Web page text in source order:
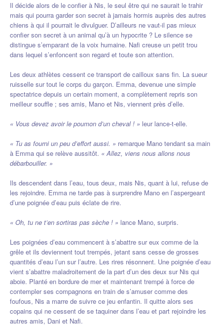
Il décide alors de le confier à Nis, le seul être qui ne saurait le trahir
mais qui pourra garder son secret à jamais hormis auprès des autres
chiens à qui il pourrait le divulguer. D’ailleurs ne vaut-il pas mieux
confier son secret à un animal qu’à un hypocrite ? Le silence se
distingue s’emparant de la voix humaine. Nafi creuse un petit trou
dans lequel s’enfoncent son regard et toute son attention.
Les deux athlètes cessent ce transport de cailloux sans fin. La sueur
ruisselle sur tout le corps du garçon. Emma, devenue une simple
spectatrice depuis un certain moment, a complètement repris son
meilleur souffle ; ses amis, Mano et Nis, viennent près d’elle.
« Vous devez avoir le poumon d’un cheval ! » leur lance-t-elle.
« Tu as fourni un peu d’effort aussi. » remarque Mano tendant sa main
à Emma qui se relève aussitôt. « Allez, viens nous allons nous
débarbouiller. »
Ils descendent dans l’eau, tous deux, mais Nis, quant à lui, refuse de
les rejoindre. Emma ne tarde pas à surprendre Mano en l’aspergeant
d’une poignée d’eau puis éclate de rire.
« Oh, tu ne t’en sortiras pas sèche ! » lance Mano, surpris.
Les poignées d’eau commencent à s’abattre sur eux comme de la
grêle et ils deviennent tout trempés, jetant sans cesse de grosses
quantités d’eau l’un sur l’autre. Les rires résonnent. Une poignée d’eau
vient s’abattre maladroitement de la part d’un des deux sur Nis qui
aboie. Planté en bordure de mer et maintenant trempé à force de
contempler ses compagnons en train de s’amuser comme des
foufous, Nis a marre de suivre ce jeu enfantin. Il quitte alors ses
copains qui ne cessent de se taquiner dans l’eau et part rejoindre les
autres amis, Dani et Nafi.